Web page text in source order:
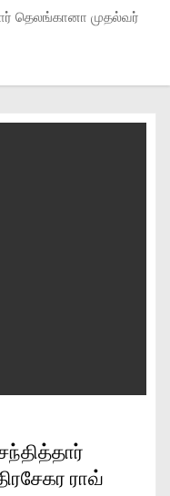
தெலங்கானா முதல்வர்
ராவ்